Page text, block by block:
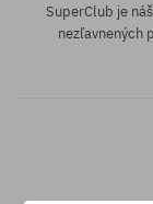
SuperClub je
nezľavnených